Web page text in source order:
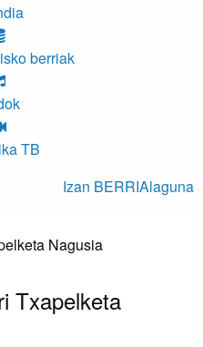
berriak
TB
Izan BERRIAlaguna
Txapelketa